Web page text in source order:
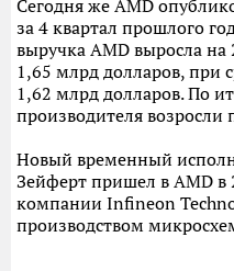
Сегодня же AMD
за 4 квартал прошлого
выручка AMD выросла
1,65 млрд долларов, при
1,62 млрд долларов. По
производителя возросли
Новый временный
Зейферт пришел в AMD в
компании Infineon
производством